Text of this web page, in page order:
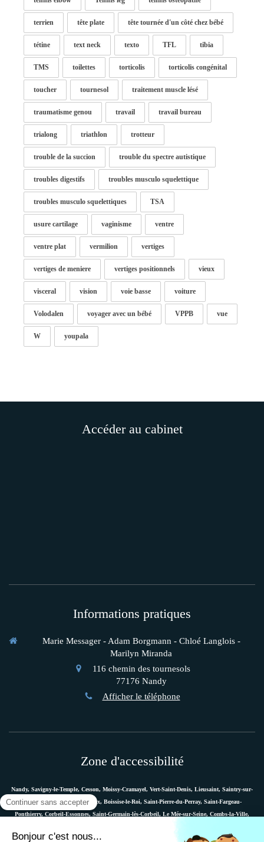
terrien tête plate tête tournée d'un côté chez bébé
tétine text neck texto TFL tibia
TMS toilettes torticolis torticolis congénital
toucher tournesol traitement muscle lésé
traumatisme genou travail travail bureau
trialong triathlon trotteur
trouble de la succion trouble du spectre autistique
troubles digestifs troubles musculo squelettique
troubles musculo squelettiques TSA
usure cartilage vaginisme ventre
ventre plat vermilion vertiges
vertiges de meniere vertiges positionnels vieux
visceral vision voie basse voiture
Volodalen voyager avec un bébé VPPB vue
W youpala
Accéder au cabinet
Informations pratiques
Marie Messager - Adam Borgmann - Chloé Langlois -
Marilyn Miranda
116 chemin des tournesols
77176 Nandy
Afficher le téléphone
Zone d'accessibilité
Nandy, Savigny-le-Temple, Cesson, Moissy-Cramayel, Vert-Saint-Denis, Lieusaint, Saintry-sur-
Seine, Le Coudray-Montceaux, Boissise-le-Roi, Saint-Pierre-du-Perray, Saint-Fargeau-
Ponthierry, Corbeil-Essonnes, Saint-Germain-lès-Corbeil, Le Mée-sur-Seine, Combs-la-Ville,
Boussy-Saint-Antoine, etc.